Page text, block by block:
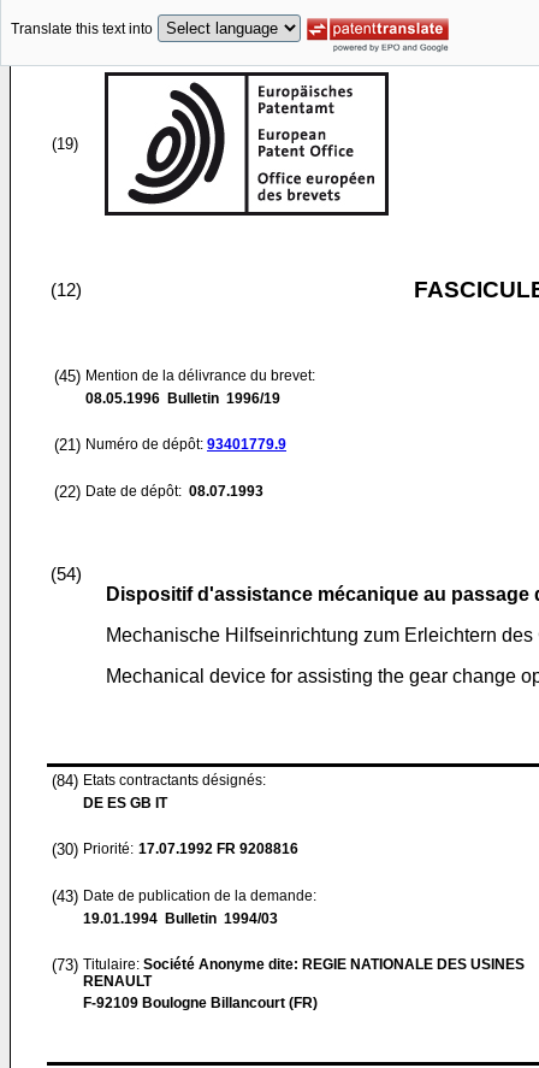
Translate this text into
(19)
(12)
(45) Mention de la délivrance du brevet:
08.05.1996 Bulletin 1996/19
(21) Numéro de dépôt: 93401779.9
(22) Date de dépôt: 08.07.1993
(54)
Dispositif d'assistance mécanique au passage
Mechanische Hilfseinrichtung zum Erleichtern
Mechanical device for assisting the gear change
(84) Etats contractants désignés:
DE ES GB IT
(30) Priorité: 17.07.1992 FR 9208816
(43) Date de publication de la demande:
19.01.1994 Bulletin 1994/03
(73) Titulaire: Société Anonyme dite: REGIE NATIONALE DES USINES
RENAULT
F-92109 Boulogne Billancourt (FR)